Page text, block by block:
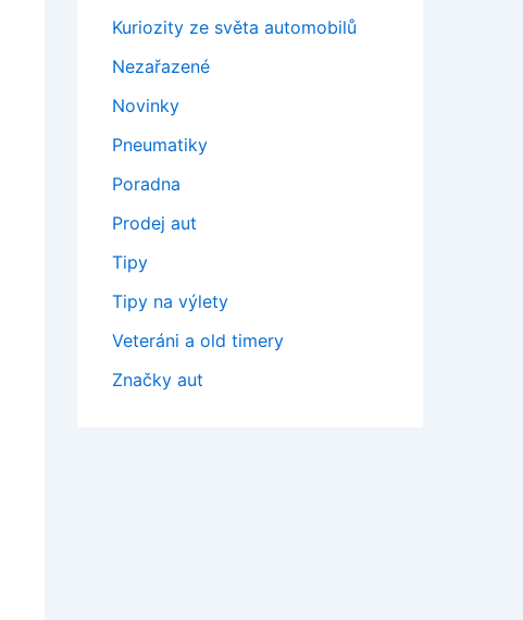
Kuriozity ze světa automobilů
Nezařazené
Novinky
Pneumatiky
Poradna
Prodej aut
Tipy
Tipy na výlety
Veteráni a old timery
Značky aut